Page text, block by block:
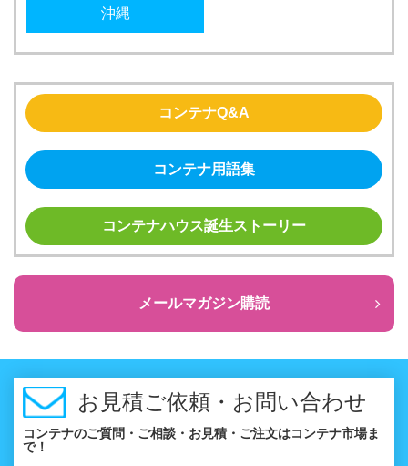
沖縄
コンテナQ&A
コンテナ用語集
コンテナハウス誕生ストーリー
メールマガジン購読
お見積ご依頼・お問い合わせ
コンテナのご質問・ご相談・お見積・ご注文はコンテナ市場ま
で！